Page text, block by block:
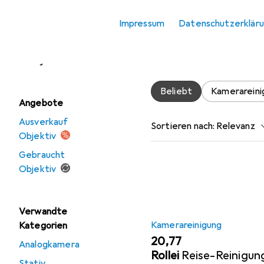
Impressum
Objektivkonverter
Angebote
Ausverkauf
Objektiv
Gebraucht
Objektiv
Verwandte
Kategorien
Analogkamera
Beliebt
Sortieren nach: Relevanz
Kamerareinigung
EUR
20,77
Rollei Reise-